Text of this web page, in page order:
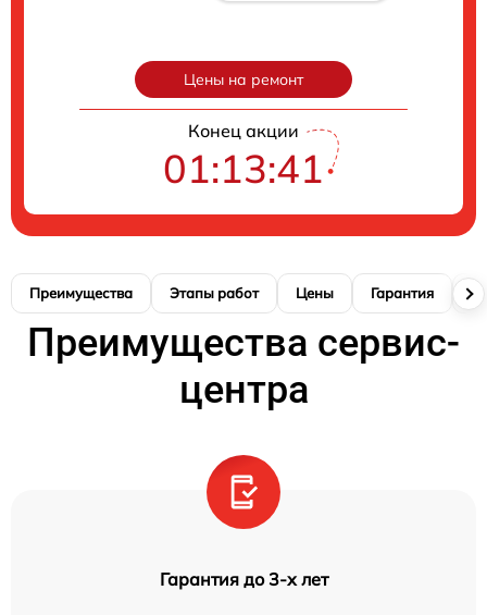
Цены на ремонт
Конец акции
01:13:40
Преимущества Этапы работ Цены Гарантия
Преимущества сервис-
центра
Гарантия до 3-х лет